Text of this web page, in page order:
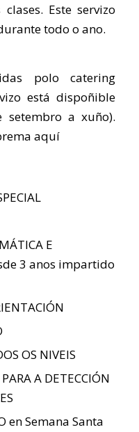
Este servizo
todo o ano.
polo catering
está dispoñible
a xuño).
aquí
E
3 anos impartido
OS NIVEIS
A DETECCIÓN
en Semana Santa